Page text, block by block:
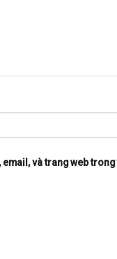
email, và trang web